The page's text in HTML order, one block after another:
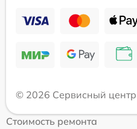
© 2026 Сервисный центр
Стоимость ремонта